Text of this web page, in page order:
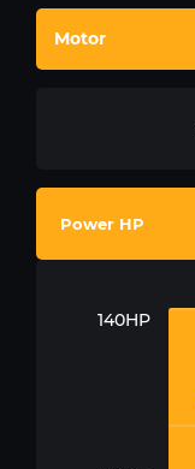
Motor
Power HP
140HP